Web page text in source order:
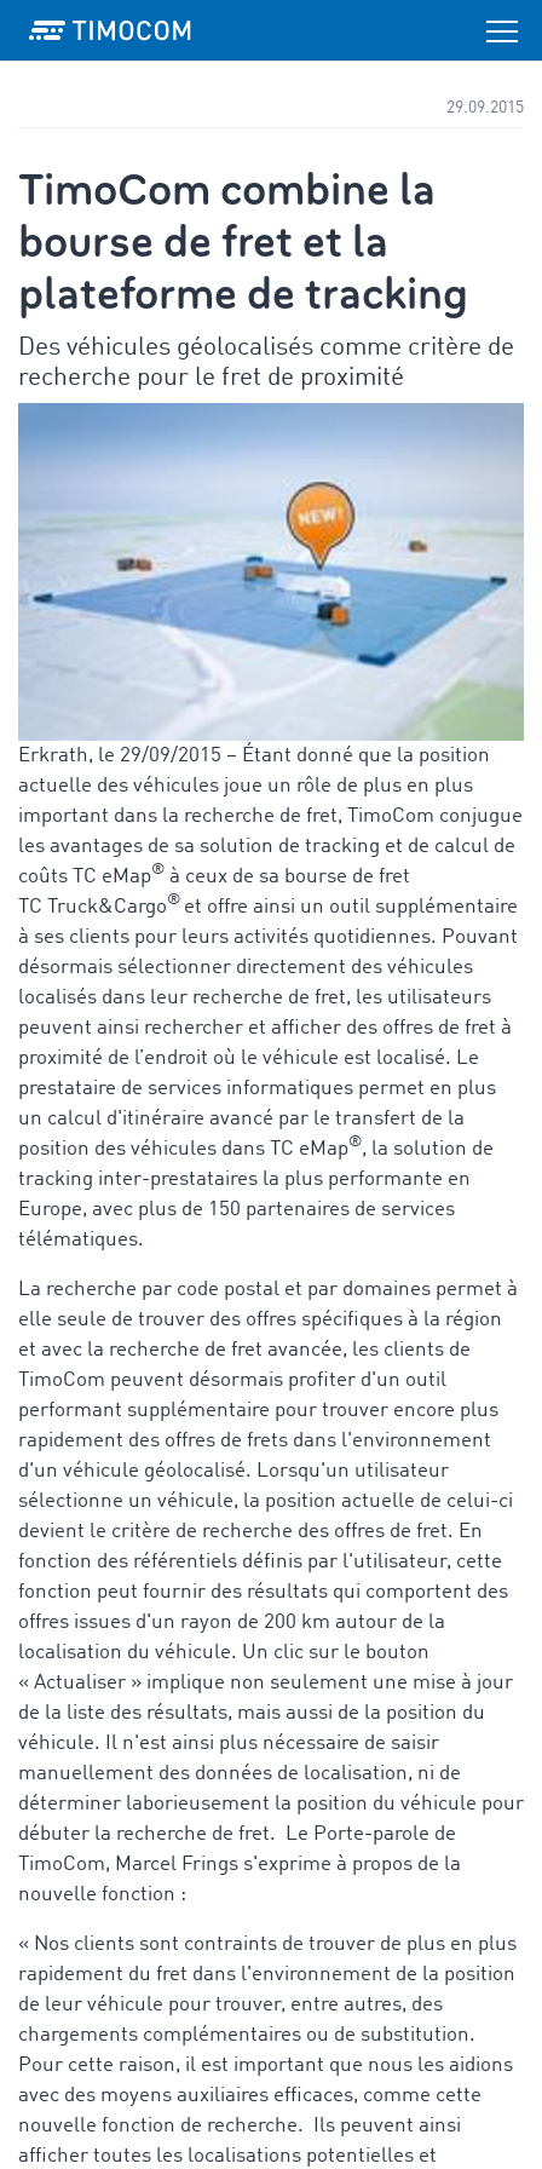
29.09.2015
TimoCom combine la
bourse de fret et la
plateforme de tracking
Des véhicules géolocalisés comme critère de
recherche pour le fret de proximité
Erkrath, le 29/09/2015 – Étant donné que la position
actuelle des véhicules joue un rôle de plus en plus
important dans la recherche de fret, TimoCom conjugue
les avantages de sa solution de tracking et de calcul de
coûts TC eMap® à ceux de sa bourse de fret
TC Truck&Cargo® et offre ainsi un outil supplémentaire
à ses clients pour leurs activités quotidiennes. Pouvant
désormais sélectionner directement des véhicules
localisés dans leur recherche de fret, les utilisateurs
peuvent ainsi rechercher et afficher des offres de fret à
proximité de l’endroit où le véhicule est localisé. Le
prestataire de services informatiques permet en plus
un calcul d'itinéraire avancé par le transfert de la
position des véhicules dans TC eMap®, la solution de
tracking inter-prestataires la plus performante en
Europe, avec plus de 150 partenaires de services
télématiques.
La recherche par code postal et par domaines permet à
elle seule de trouver des offres spécifiques à la région
et avec la recherche de fret avancée, les clients de
TimoCom peuvent désormais profiter d'un outil
performant supplémentaire pour trouver encore plus
rapidement des offres de frets dans l'environnement
d'un véhicule géolocalisé. Lorsqu'un utilisateur
sélectionne un véhicule, la position actuelle de celui-ci
devient le critère de recherche des offres de fret. En
fonction des référentiels définis par l'utilisateur, cette
fonction peut fournir des résultats qui comportent des
offres issues d'un rayon de 200 km autour de la
localisation du véhicule. Un clic sur le bouton
« Actualiser » implique non seulement une mise à jour
de la liste des résultats, mais aussi de la position du
véhicule. Il n'est ainsi plus nécessaire de saisir
manuellement des données de localisation, ni de
déterminer laborieusement la position du véhicule pour
débuter la recherche de fret. Le Porte-parole de
TimoCom, Marcel Frings s'exprime à propos de la
nouvelle fonction :
« Nos clients sont contraints de trouver de plus en plus
rapidement du fret dans l'environnement de la position
de leur véhicule pour trouver, entre autres, des
chargements complémentaires ou de substitution.
Pour cette raison, il est important que nous les aidions
avec des moyens auxiliaires efficaces, comme cette
nouvelle fonction de recherche. Ils peuvent ainsi
afficher toutes les localisations potentielles et